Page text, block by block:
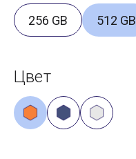
256 GB 512 GB
Цвет